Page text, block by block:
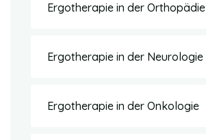
Ergotherapie in der Orthopädie
Ergotherapie in der Neurologie
Ergotherapie in der Onkologie